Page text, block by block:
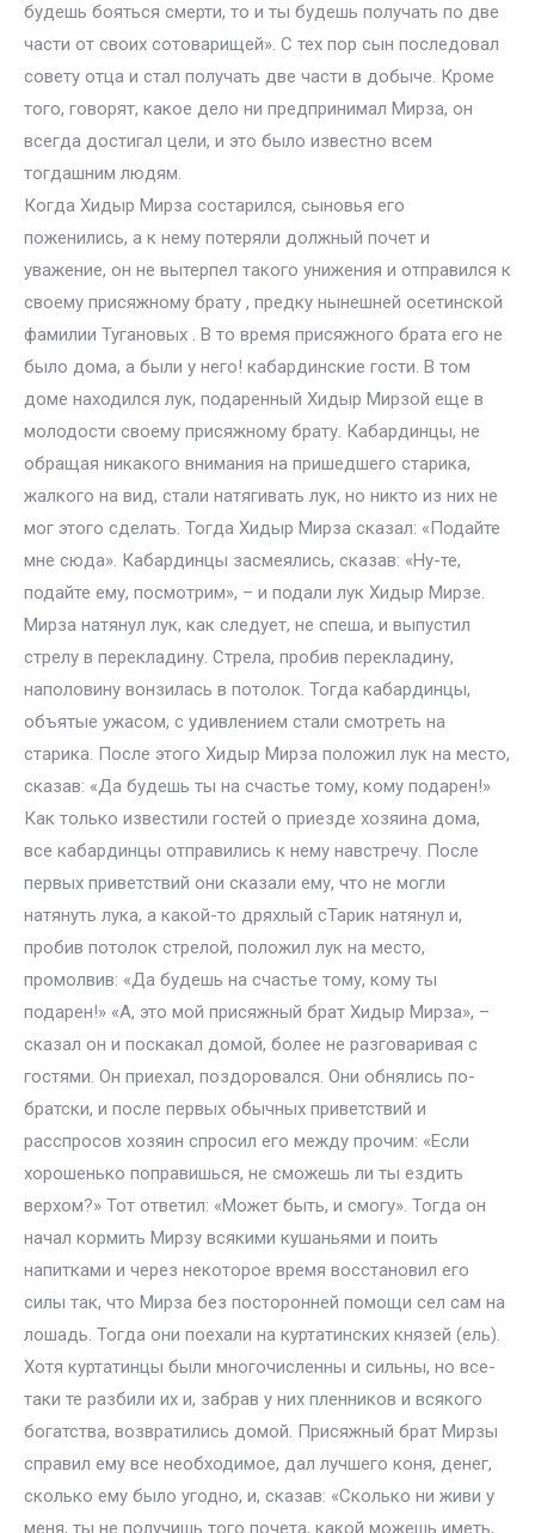
будешь бояться смерти, то и ты будешь получать по две
части от своих сотоварищей». С тех пор сын последовал
совету отца и стал получать две части в добыче. Кроме
того, говорят, какое дело ни предпринимал Мирза, он
всегда достигал цели, и это было известно всем
тогдашним людям.
Когда Хидыр Мирза состарился, сыновья его
поженились, а к нему потеряли должный почет и
уважение, он не вытерпел такого унижения и отправился к
своему присяжному брату , предку нынешней осетинской
фамилии Тугановых . В то время присяжного брата его не
было дома, а были у него! кабардинские гости. В том
доме находился лук, подаренный Хидыр Мирзой еще в
молодости своему присяжному брату. Кабардинцы, не
обращая никакого внимания на пришедшего старика,
жалкого на вид, стали натягивать лук, но никто из них не
мог этого сделать. Тогда Хидыр Мирза сказал: «Подайте
мне сюда». Кабардинцы засмеялись, сказав: «Ну-те,
подайте ему, посмотрим», – и подали лук Хидыр Мирзе.
Мирза натянул лук, как следует, не спеша, и выпустил
стрелу в перекладину. Стрела, пробив перекладину,
наполовину вонзилась в потолок. Тогда кабардинцы,
объятые ужасом, с удивлением стали смотреть на
старика. После этого Хидыр Мирза положил лук на место,
сказав: «Да будешь ты на счастье тому, кому подарен!»
Как только известили гостей о приезде хозяина дома,
все кабардинцы отправились к нему навстречу. После
первых приветствий они сказали ему, что не могли
натянуть лука, а какой-то дряхлый сТарик натянул и,
пробив потолок стрелой, положил лук на место,
промолвив: «Да будешь на счастье тому, кому ты
подарен!» «А, это мой присяжный брат Хидыр Мирза», –
сказал он и поскакал домой, более не разговаривая с
гостями. Он приехал, поздоровался. Они обнялись по-
братски, и после первых обычных приветствий и
расспросов хозяин спросил его между прочим: «Если
хорошенько поправишься, не сможешь ли ты ездить
верхом?» Тот ответил: «Может быть, и смогу». Тогда он
начал кормить Мирзу всякими кушаньями и поить
напитками и через некоторое время восстановил его
силы так, что Мирза без посторонней помощи сел сам на
лошадь. Тогда они поехали на куртатинских князей (ель).
Хотя куртатинцы были многочисленны и сильны, но все-
таки те разбили их и, забрав у них пленников и всякого
богатства, возвратились домой. Присяжный брат Мирзы
справил ему все необходимое, дал лучшего коня, денег,
сколько ему было угодно, и, сказав: «Сколько ни живи у
меня, ты не получишь того почета, какой можешь иметь,